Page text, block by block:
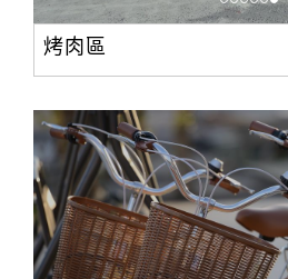
烤肉區